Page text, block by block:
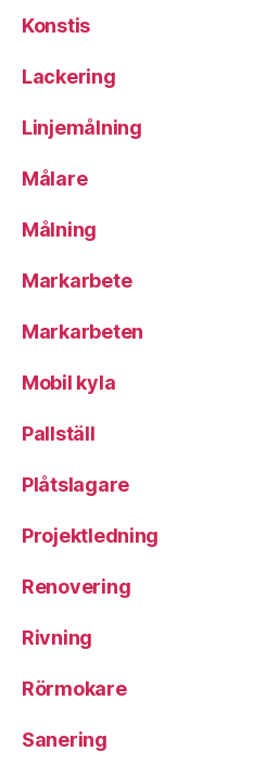
Konstis
Lackering
Linjemålning
Målare
Målning
Markarbete
Markarbeten
Mobil kyla
Pallställ
Plåtslagare
Projektledning
Renovering
Rivning
Rörmokare
Sanering